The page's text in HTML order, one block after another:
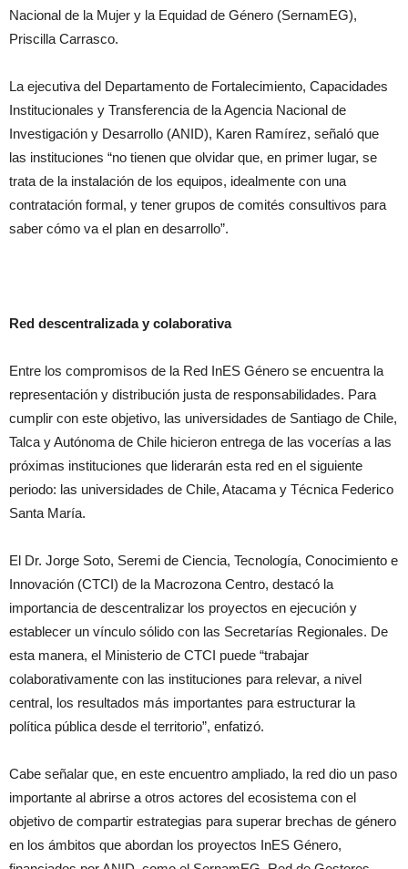
Nacional de la Mujer y la Equidad de Género (SernamEG),
Priscilla Carrasco.
La ejecutiva del Departamento de Fortalecimiento, Capacidades
Institucionales y Transferencia de la Agencia Nacional de
Investigación y Desarrollo (ANID), Karen Ramírez, señaló que
las instituciones “no tienen que olvidar que, en primer lugar, se
trata de la instalación de los equipos, idealmente con una
contratación formal, y tener grupos de comités consultivos para
saber cómo va el plan en desarrollo”.
Red descentralizada y colaborativa
Entre los compromisos de la Red InES Género se encuentra la
representación y distribución justa de responsabilidades. Para
cumplir con este objetivo, las universidades de Santiago de Chile,
Talca y Autónoma de Chile hicieron entrega de las vocerías a las
próximas instituciones que liderarán esta red en el siguiente
periodo: las universidades de Chile, Atacama y Técnica Federico
Santa María.
El Dr. Jorge Soto, Seremi de Ciencia, Tecnología, Conocimiento e
Innovación (CTCI) de la Macrozona Centro, destacó la
importancia de descentralizar los proyectos en ejecución y
establecer un vínculo sólido con las Secretarías Regionales. De
esta manera, el Ministerio de CTCI puede “trabajar
colaborativamente con las instituciones para relevar, a nivel
central, los resultados más importantes para estructurar la
política pública desde el territorio”, enfatizó.
Cabe señalar que, en este encuentro ampliado, la red dio un paso
importante al abrirse a otros actores del ecosistema con el
objetivo de compartir estrategias para superar brechas de género
en los ámbitos que abordan los proyectos InES Género,